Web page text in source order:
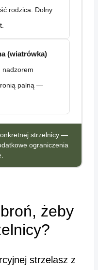
rodzica. Dolny
(wiatrówka)
nadzorem
palną —
strzelnicy —
ograniczenia
żeby
strzelasz z